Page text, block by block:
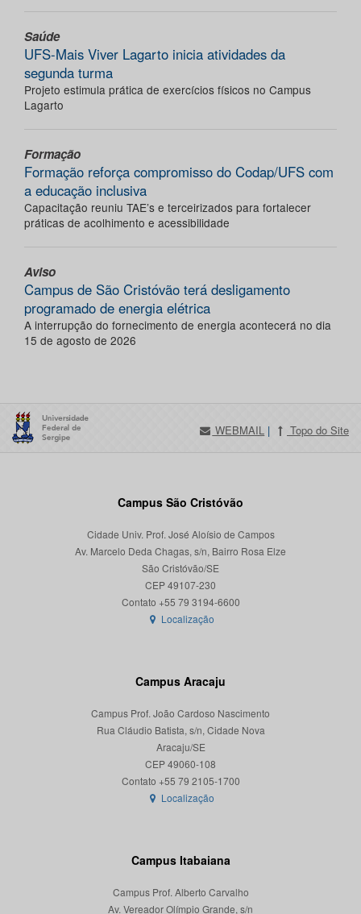
Saúde
UFS-Mais Viver Lagarto inicia atividades da
segunda turma
Projeto estimula prática de exercícios físicos no Campus
Lagarto
Formação
Formação reforça compromisso do Codap/UFS com
a educação inclusiva
Capacitação reuniu TAE’s e terceirizados para fortalecer
práticas de acolhimento e acessibilidade
Aviso
Campus de São Cristóvão terá desligamento
programado de energia elétrica
A interrupção do fornecimento de energia acontecerá no dia
15 de agosto de 2026
WEBMAIL | Topo do Site
Campus São Cristóvão
Cidade Univ. Prof. José Aloísio de Campos
Av. Marcelo Deda Chagas, s/n, Bairro Rosa Elze
São Cristóvão/SE
CEP 49107-230
Localização
Campus Aracaju
Campus Prof. João Cardoso Nascimento
Rua Cláudio Batista, s/n, Cidade Nova
Aracaju/SE
CEP 49060-108
Localização
Campus Itabaiana
Campus Prof. Alberto Carvalho
Av. Vereador Olímpio Grande, s/n